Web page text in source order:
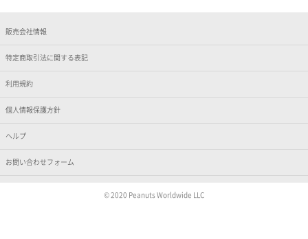
販売会社情報
特定商取引法に関する表記
利用規約
個人情報保護方針
ヘルプ
お問い合わせフォーム
© 2020 Peanuts Worldwide LLC